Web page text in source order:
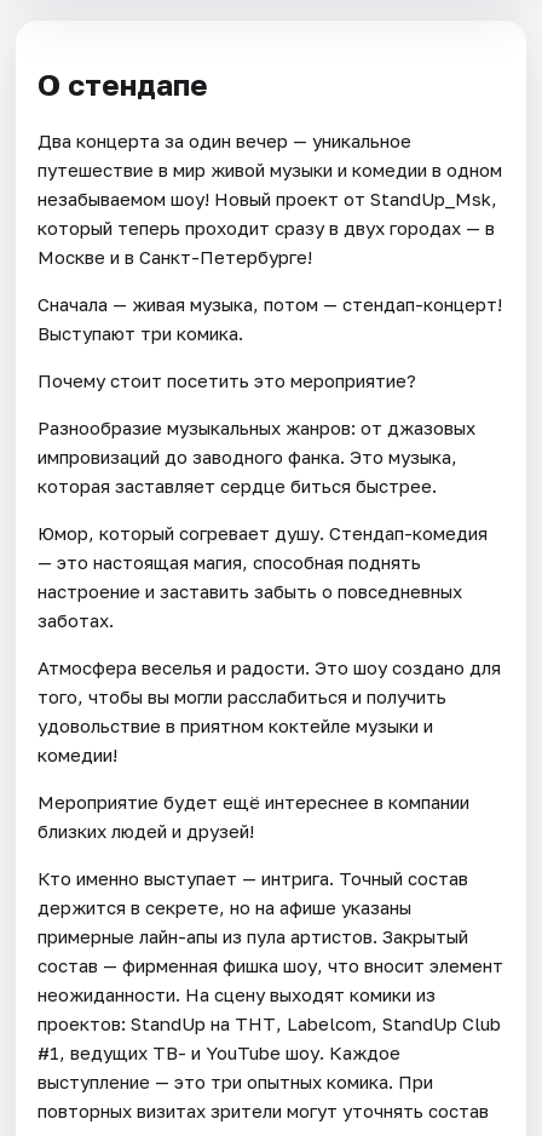
О стендапе
Два концерта за один вечер — уникальное
путешествие в мир живой музыки и комедии в одном
незабываемом шоу! Новый проект от StandUp_Msk,
который теперь проходит сразу в двух городах — в
Москве и в Санкт-Петербурге!
Сначала — живая музыка, потом — стендап-концерт!
Выступают три комика.
Почему стоит посетить это мероприятие?
Разнообразие музыкальных жанров: от джазовых
импровизаций до заводного фанка. Это музыка,
которая заставляет сердце биться быстрее.
Юмор, который согревает душу. Стендап-комедия
— это настоящая магия, способная поднять
настроение и заставить забыть о повседневных
заботах.
Атмосфера веселья и радости. Это шоу создано для
того, чтобы вы могли расслабиться и получить
удовольствие в приятном коктейле музыки и
комедии!
Мероприятие будет ещё интереснее в компании
близких людей и друзей!
Кто именно выступает — интрига. Точный состав
держится в секрете, но на афише указаны
примерные лайн-апы из пула артистов. Закрытый
состав — фирменная фишка шоу, что вносит элемент
неожиданности. На сцену выходят комики из
проектов: StandUp на ТНТ, Labelcom, StandUp Club
#1, ведущих ТВ- и YouTube шоу. Каждое
выступление — это три опытных комика. При
повторных визитах зрители могут уточнять состав